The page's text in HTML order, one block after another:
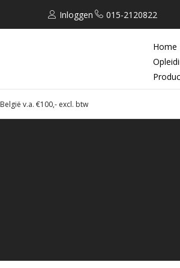
Inloggen 015-2120822
Home
v.a. €100,- excl. btw